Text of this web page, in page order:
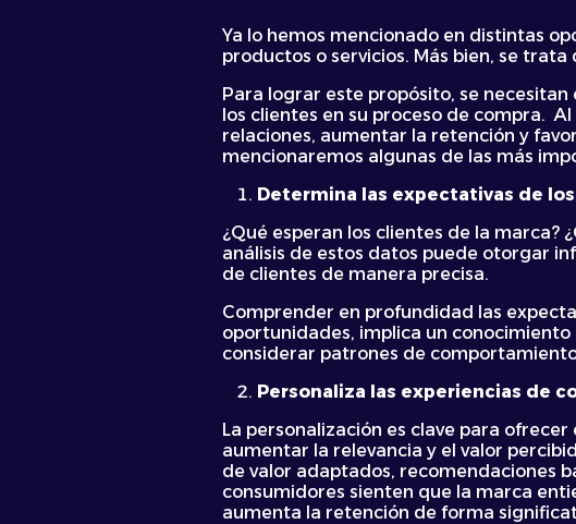
Ya lo hemos mencionado en distintas
productos o servicios. Más bien, se
Para lograr este propósito, se
los clientes en su proceso de compra.
relaciones, aumentar la retención y
mencionaremos algunas de las más
Determina las expectativas de
¿Qué esperan los clientes de la marca?
análisis de estos datos puede otorgar
de clientes de manera precisa.
Comprender en profundidad las
oportunidades, implica un conocimiento
considerar patrones de
Personaliza las experiencias de
La personalización es clave para
aumentar la relevancia y el valor
de valor adaptados, recomendaciones
consumidores sienten que la marca
aumenta la retención de forma